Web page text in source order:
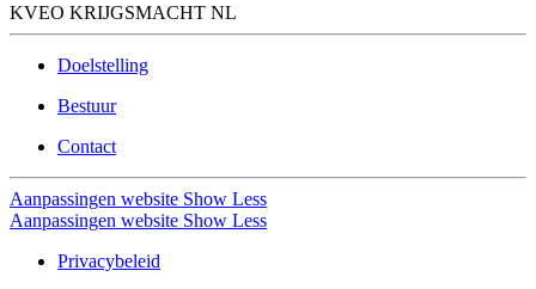
KVEO KRIJGSMACHT NL
Doelstelling
Bestuur
Contact
Aanpassingen website Show Less
Aanpassingen website Show Less
Privacybeleid